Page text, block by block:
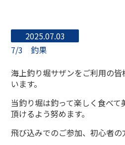
2025.07.03
7/3 釣果
海上釣り堀サザンをご利用の
います。
当釣り堀は釣って楽しく食べ
頂けるよう努めます。
飛び込みでのご参加、初心者の